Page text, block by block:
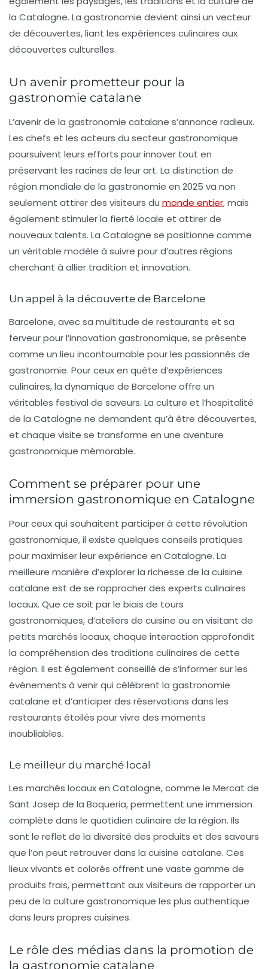
la Catalogne. La gastronomie devient ainsi un vecteur
de découvertes, liant les expériences culinaires aux
découvertes culturelles.
Un avenir prometteur pour la
gastronomie catalane
L’avenir de la gastronomie catalane s’annonce radieux.
Les chefs et les acteurs du secteur gastronomique
poursuivent leurs efforts pour innover tout en
préservant les racines de leur art. La distinction de
région mondiale de la gastronomie en 2025 va non
seulement attirer des visiteurs du monde entier, mais
également stimuler la fierté locale et attirer de
nouveaux talents. La Catalogne se positionne comme
un véritable modèle à suivre pour d’autres régions
cherchant à allier tradition et innovation.
Un appel à la découverte de Barcelone
Barcelone, avec sa multitude de restaurants et sa
ferveur pour l’innovation gastronomique, se présente
comme un lieu incontournable pour les passionnés de
gastronomie. Pour ceux en quête d’expériences
culinaires, la dynamique de Barcelone offre un
véritables festival de saveurs. La culture et l’hospitalité
de la Catalogne ne demandent qu’à être découvertes,
et chaque visite se transforme en une aventure
gastronomique mémorable.
Comment se préparer pour une
immersion gastronomique en Catalogne
Pour ceux qui souhaitent participer à cette révolution
gastronomique, il existe quelques conseils pratiques
pour maximiser leur expérience en Catalogne. La
meilleure manière d’explorer la richesse de la cuisine
catalane est de se rapprocher des experts culinaires
locaux. Que ce soit par le biais de tours
gastronomiques, d’ateliers de cuisine ou en visitant de
petits marchés locaux, chaque interaction approfondit
la compréhension des traditions culinaires de cette
région. Il est également conseillé de s’informer sur les
événements à venir qui célèbrent la gastronomie
catalane et d’anticiper des réservations dans les
restaurants étoilés pour vivre des moments
inoubliables.
Le meilleur du marché local
Les marchés locaux en Catalogne, comme le Mercat de
Sant Josep de la Boqueria, permettent une immersion
complète dans le quotidien culinaire de la région. Ils
sont le reflet de la diversité des produits et des saveurs
que l’on peut retrouver dans la cuisine catalane. Ces
lieux vivants et colorés offrent une vaste gamme de
produits frais, permettant aux visiteurs de rapporter un
peu de la culture gastronomique les plus authentique
dans leurs propres cuisines.
Le rôle des médias dans la promotion de
la gastronomie catalane